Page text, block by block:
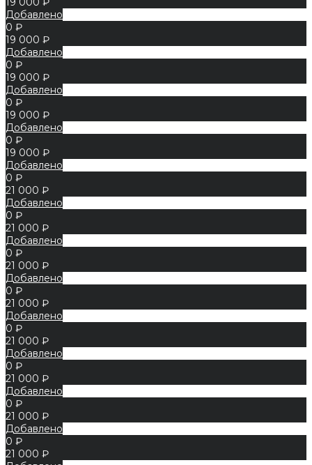
Добавлено
0 ₽
19 000 ₽
Добавлено
0 ₽
19 000 ₽
Добавлено
0 ₽
19 000 ₽
Добавлено
0 ₽
19 000 ₽
Добавлено
0 ₽
21 000 ₽
Добавлено
0 ₽
21 000 ₽
Добавлено
0 ₽
21 000 ₽
Добавлено
0 ₽
21 000 ₽
Добавлено
0 ₽
21 000 ₽
Добавлено
0 ₽
21 000 ₽
Добавлено
0 ₽
21 000 ₽
Добавлено
0 ₽
21 000 ₽